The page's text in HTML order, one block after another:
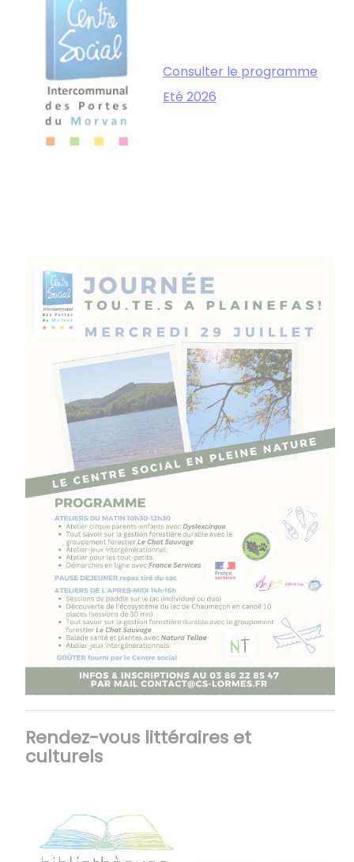
Consulter le programme
Eté 2026
Rendez-vous littéraires et
culturels